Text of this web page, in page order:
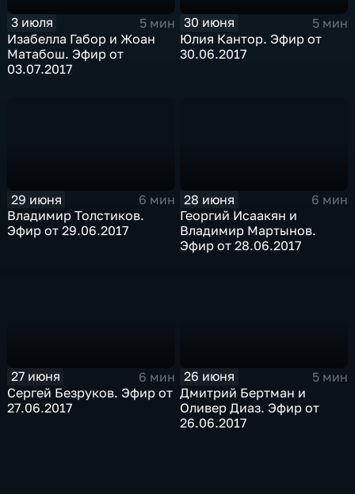
3 июля
5 мин
Изабелла Габор и Жоан
Матабош. Эфир от
03.07.2017
30 июня
5 мин
Юлия Кантор. Эфир от
30.06.2017
29 июня
6 мин
Владимир Толстиков.
Эфир от 29.06.2017
28 июня
6 мин
Георгий Исаакян и
Владимир Мартынов.
Эфир от 28.06.2017
27 июня
6 мин
Сергей Безруков. Эфир от
27.06.2017
26 июня
5 мин
Дмитрий Бертман и
Оливер Диаз. Эфир от
26.06.2017